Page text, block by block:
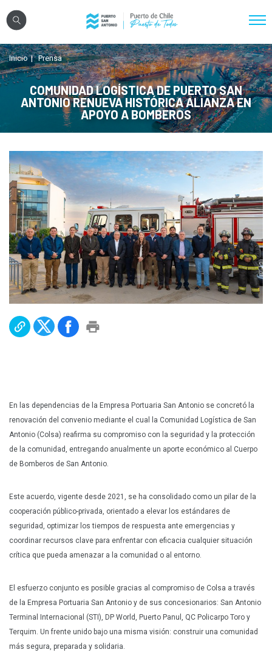
Nosotros
Sistema Portuario
Sostenibilidad
Puerto Exterior
Comunidades
Transparencia
Registro Proveedores
Licitaciones
Reglamentos
Plan Maestro
Prensa
Denuncias
Inicio Prensa
COMUNIDAD LOGÍSTICA DE PUERTO SAN
ANTONIO RENUEVA HISTÓRICA ALIANZA EN
APOYO A BOMBEROS
En las dependencias de la Empresa Portuaria San Antonio se concretó la
renovación del convenio mediante el cual la Comunidad Logística de San
Antonio (Colsa) reafirma su compromiso con la seguridad y la protección
de la comunidad, entregando anualmente un aporte económico al Cuerpo
de Bomberos de San Antonio.
Este acuerdo, vigente desde 2021, se ha consolidado como un pilar de la
cooperación público-privada, orientado a elevar los estándares de
seguridad, optimizar los tiempos de respuesta ante emergencias y
coordinar recursos clave para enfrentar con eficacia cualquier situación
crítica que pueda amenazar a la comunidad o al entorno.
El esfuerzo conjunto es posible gracias al compromiso de Colsa a través
de la Empresa Portuaria San Antonio y de sus concesionarios: San Antonio
Terminal Internacional (STI), DP World, Puerto Panul, QC Policarpo Toro y
Terquim. Un frente unido bajo una misma visión: construir una comunidad
más segura, preparada y solidaria.